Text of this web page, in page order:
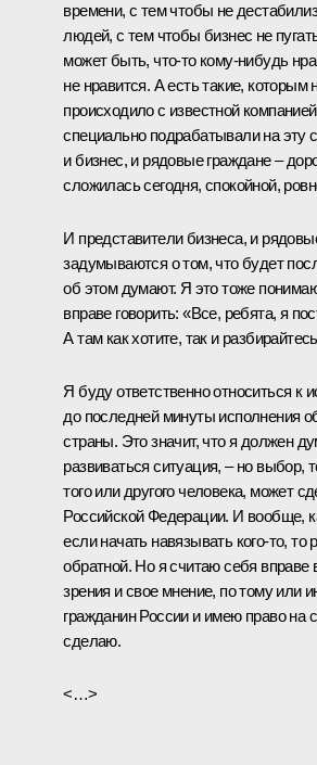
времени, с тем чтобы не
людей, с тем чтобы бизнес не
может быть, что‑то кому‑нибудь
не нравится. А есть такие, которым
происходило с известной
специально подрабатывали на эту
и бизнес, и рядовые граждане –
сложилась сегодня, спокойной,
И представители бизнеса, и
задумываются о том, что будет
об этом думают. Я это тоже
вправе говорить: «Все, ребята, я
А там как хотите, так и
Я буду ответственно относиться к
до последней минуты исполнения
страны. Это значит, что я должен
развиваться ситуация, – но выбор,
того или другого человека, может
Российской Федерации. И вообще,
если начать навязывать кого‑то,
обратной. Но я считаю себя вправе
зрения и свое мнение, по тому или
гражданин России и имею право на
сделаю.
<…>